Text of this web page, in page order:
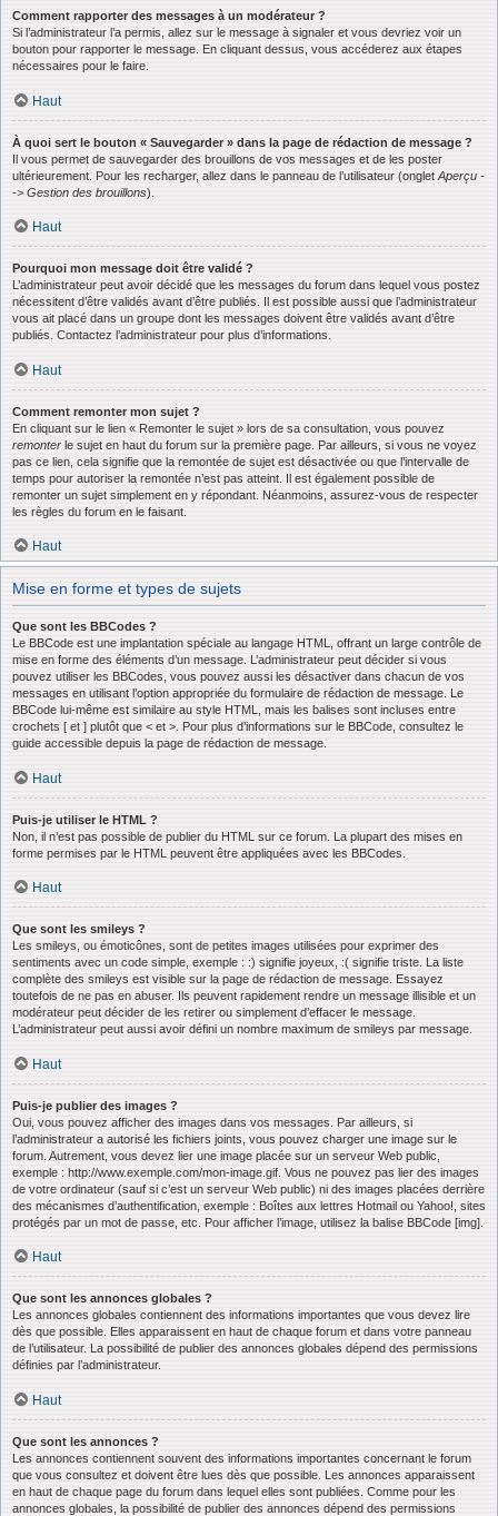
Comment rapporter des messages à un modérateur ?
Si l’administrateur l’a permis, allez sur le message à signaler et vous devriez voir un
bouton pour rapporter le message. En cliquant dessus, vous accéderez aux étapes
nécessaires pour le faire.
Haut
À quoi sert le bouton « Sauvegarder » dans la page de rédaction de message ?
Il vous permet de sauvegarder des brouillons de vos messages et de les poster
ultérieurement. Pour les recharger, allez dans le panneau de l’utilisateur (onglet Aperçu -
-> Gestion des brouillons).
Haut
Pourquoi mon message doit être validé ?
L’administrateur peut avoir décidé que les messages du forum dans lequel vous postez
nécessitent d’être validés avant d’être publiés. Il est possible aussi que l’administrateur
vous ait placé dans un groupe dont les messages doivent être validés avant d’être
publiés. Contactez l’administrateur pour plus d’informations.
Haut
Comment remonter mon sujet ?
En cliquant sur le lien « Remonter le sujet » lors de sa consultation, vous pouvez
remonter le sujet en haut du forum sur la première page. Par ailleurs, si vous ne voyez
pas ce lien, cela signifie que la remontée de sujet est désactivée ou que l’intervalle de
temps pour autoriser la remontée n’est pas atteint. Il est également possible de
remonter un sujet simplement en y répondant. Néanmoins, assurez-vous de respecter
les règles du forum en le faisant.
Haut
Mise en forme et types de sujets
Que sont les BBCodes ?
Le BBCode est une implantation spéciale au langage HTML, offrant un large contrôle de
mise en forme des éléments d’un message. L’administrateur peut décider si vous
pouvez utiliser les BBCodes, vous pouvez aussi les désactiver dans chacun de vos
messages en utilisant l’option appropriée du formulaire de rédaction de message. Le
BBCode lui-même est similaire au style HTML, mais les balises sont incluses entre
crochets [ et ] plutôt que < et >. Pour plus d’informations sur le BBCode, consultez le
guide accessible depuis la page de rédaction de message.
Haut
Puis-je utiliser le HTML ?
Non, il n’est pas possible de publier du HTML sur ce forum. La plupart des mises en
forme permises par le HTML peuvent être appliquées avec les BBCodes.
Haut
Que sont les smileys ?
Les smileys, ou émoticônes, sont de petites images utilisées pour exprimer des
sentiments avec un code simple, exemple : :) signifie joyeux, :( signifie triste. La liste
complète des smileys est visible sur la page de rédaction de message. Essayez
toutefois de ne pas en abuser. Ils peuvent rapidement rendre un message illisible et un
modérateur peut décider de les retirer ou simplement d’effacer le message.
L’administrateur peut aussi avoir défini un nombre maximum de smileys par message.
Haut
Puis-je publier des images ?
Oui, vous pouvez afficher des images dans vos messages. Par ailleurs, si
l’administrateur a autorisé les fichiers joints, vous pouvez charger une image sur le
forum. Autrement, vous devez lier une image placée sur un serveur Web public,
exemple : http://www.exemple.com/mon-image.gif. Vous ne pouvez pas lier des images
de votre ordinateur (sauf si c’est un serveur Web public) ni des images placées derrière
des mécanismes d’authentification, exemple : Boîtes aux lettres Hotmail ou Yahoo!, sites
protégés par un mot de passe, etc. Pour afficher l’image, utilisez la balise BBCode [img].
Haut
Que sont les annonces globales ?
Les annonces globales contiennent des informations importantes que vous devez lire
dès que possible. Elles apparaissent en haut de chaque forum et dans votre panneau
de l’utilisateur. La possibilité de publier des annonces globales dépend des permissions
définies par l’administrateur.
Haut
Que sont les annonces ?
Les annonces contiennent souvent des informations importantes concernant le forum
que vous consultez et doivent être lues dès que possible. Les annonces apparaissent
en haut de chaque page du forum dans lequel elles sont publiées. Comme pour les
annonces globales, la possibilité de publier des annonces dépend des permissions